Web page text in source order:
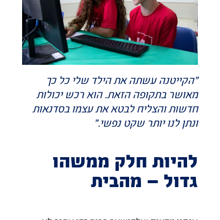
"הקייטנה עשתה את הילד שלי כל כך
מאושר בתקופה הזאת. הוא רכש יכולות
חדשות והצליח לבטא את עצמו בסדנאות
ונתן לנו יותר שקט נפשי."
להיות חלק ממשהו
גדול – מהבית